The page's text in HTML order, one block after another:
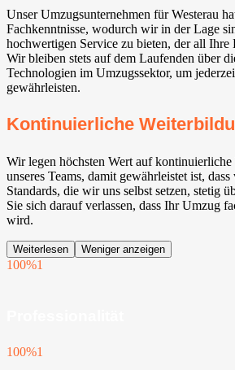
Unser Umzugsunternehmen für Westerau
Fachkenntnisse, wodurch wir in der Lage
hochwertigen Service zu bieten, der all Ihre
Wir bleiben stets auf dem Laufenden über
Technologien im Umzugssektor, um
gewährleisten.
Kontinuierliche
Wir legen höchsten Wert auf
unseres Teams, damit gewährleistet ist,
Standards, die wir uns selbst setzen, stetig
Sie sich darauf verlassen, dass Ihr Umzug
wird.
Weiterlesen Weniger anzeigen
100%1
100%1